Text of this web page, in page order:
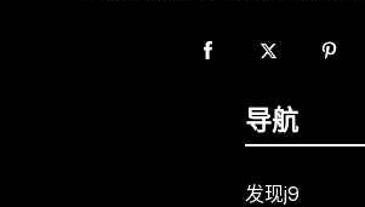
导航
发现j9